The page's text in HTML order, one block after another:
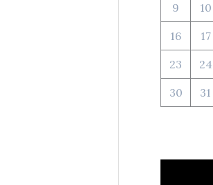
9 10
16 17
23 24
30 31